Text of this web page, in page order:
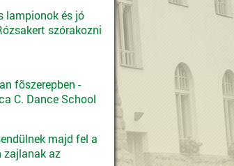
lampionok és jó
szórakozni
fõszerepben -
C. Dance School
majd fel a
zajlanak az